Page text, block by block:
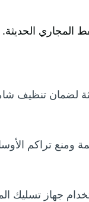
الحديثة.
لضمان تنظيف
تراكم
جهاز تسليك